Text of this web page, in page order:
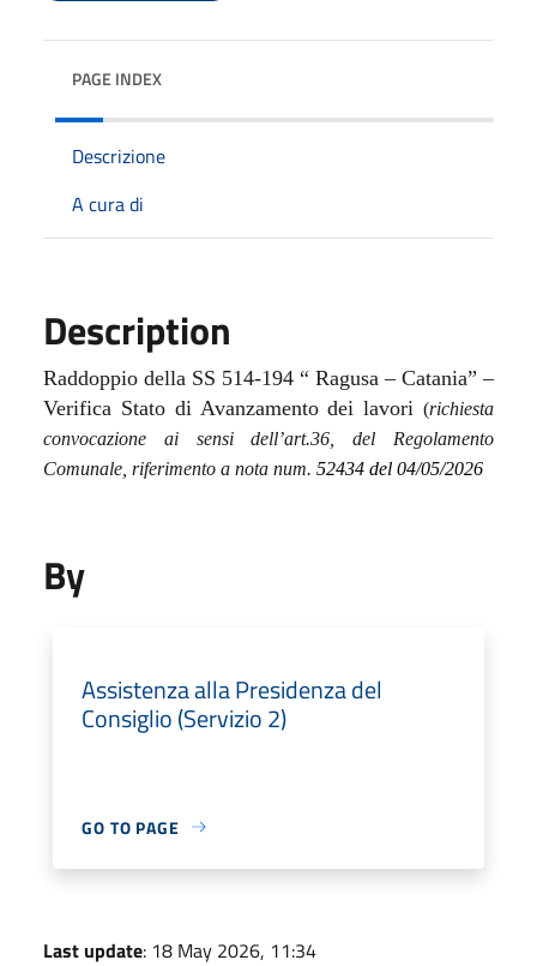
PAGE INDEX
Descrizione
A cura di
Description
Raddoppio della SS 514-194 “ Ragusa – Catania” –
Verifica Stato di Avanzamentodeilavori(richiesta
convocazione ai sensi dell’art.36, del Regolamento
Comunale, riferimento a nota num. 52434 del 04/05/2026
By
Assistenza alla Presidenza del
Consiglio (Servizio 2)
GO TO PAGE
Last update: 18 May 2026, 11:34